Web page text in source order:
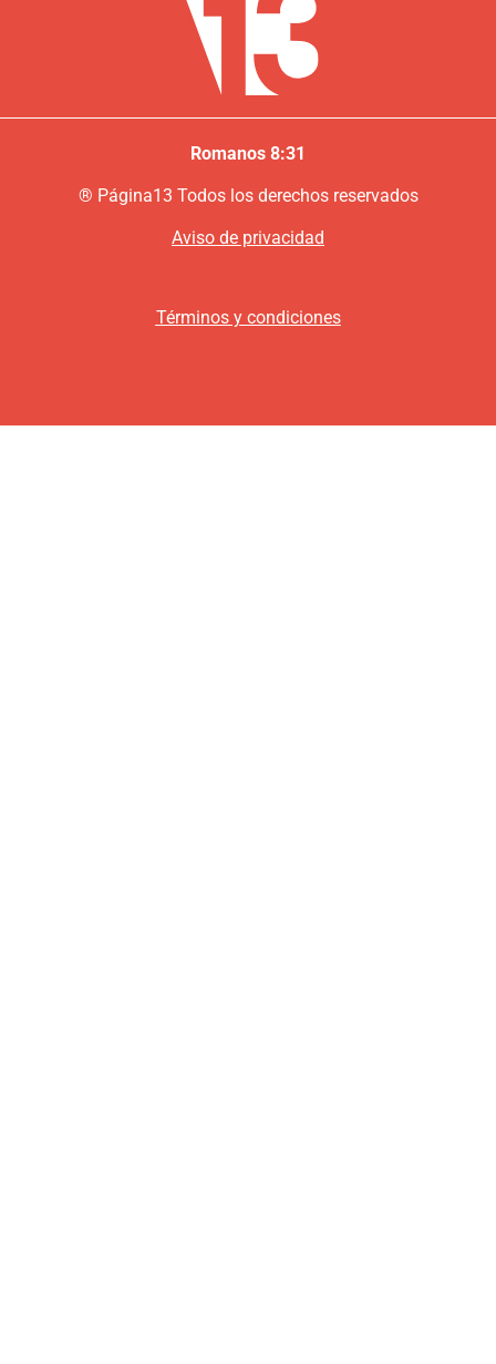
Romanos 8:31
® Página13 Todos los derechos reservados
Aviso de privacidad
Términos y condiciones